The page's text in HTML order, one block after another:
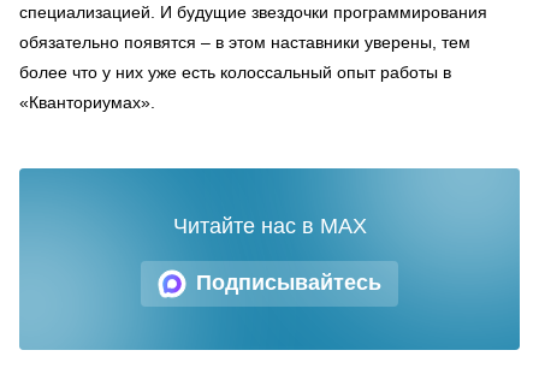
специализацией. И будущие звездочки программирования
обязательно появятся – в этом наставники уверены, тем
более что у них уже есть колоссальный опыт работы в
«Кванториумах».
Подписывайтесь
Читайте нас в MAX